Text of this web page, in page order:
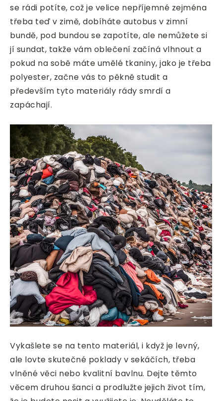
se rádi potíte, což je velice nepříjemné zejména
třeba teď v zimě, dobíháte autobus v zimní
bundě, pod bundou se zapotíte, ale nemůžete si
jí sundat, takže vám oblečení začíná vlhnout a
pokud na sobě máte umělé tkaniny, jako je třeba
polyester, začne vás to pěkně studit a
především tyto materiály rády smrdí a
zapáchají.
Vykašlete se na tento materiál, i když je levný,
ale lovte skutečné poklady v sekáčích, třeba
vlněné věci nebo kvalitní bavlnu. Dejte těmto
věcem druhou šanci a prodlužte jejich život tím,